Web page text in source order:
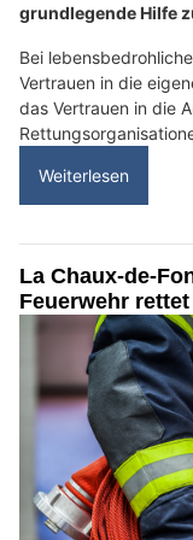
grundlegende Hilfe
Bei
Vertrauen in die
das Vertrauen in die
Weiterlesen
La Chaux-de-
Feuerwehr